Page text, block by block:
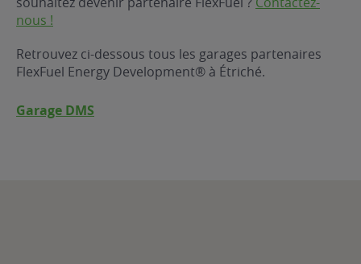
nous !
Retrouvez ci-dessous tous les garages partenaires
FlexFuel Energy Development® à Étriché.
Garage DMS